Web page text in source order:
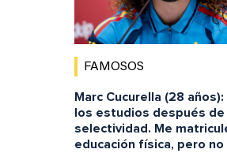
FAMOSOS
Marc Cucurella (28
los estudios después
selectividad. Me
educación física, pero no